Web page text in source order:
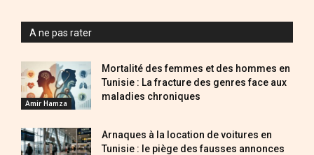
A ne pas rater
Amir Hamza
Mortalité des femmes et des hommes en
Tunisie : La fracture des genres face aux
maladies chroniques
Arnaques à la location de voitures en
Tunisie : le piège des fausses annonces